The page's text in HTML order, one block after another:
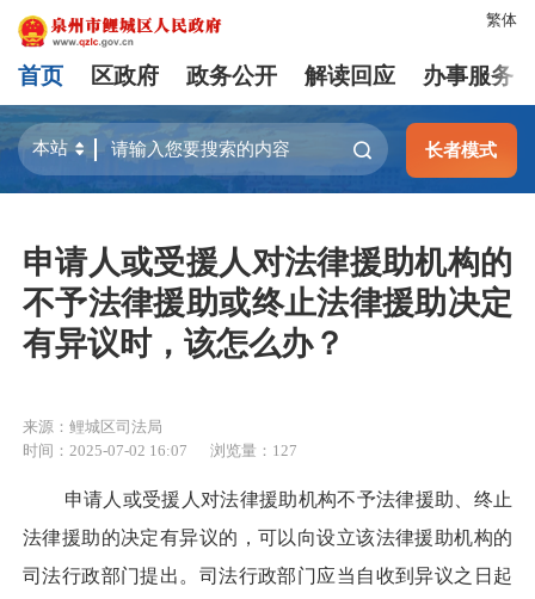
繁体
首页 区政府 政务公开 解读回应 办事服务
长者模式
申请人或受援人对法律援助机构的
不予法律援助或终止法律援助决定
有异议时，该怎么办？
来源：鲤城区司法局
时间：2025-07-02 16:07
浏览量： 127
申请人或受援人对法律援助机构不予法律援助、终止
法律援助的决定有异议的，可以向设立该法律援助机构的
司法行政部门提出。司法行政部门应当自收到异议之日起